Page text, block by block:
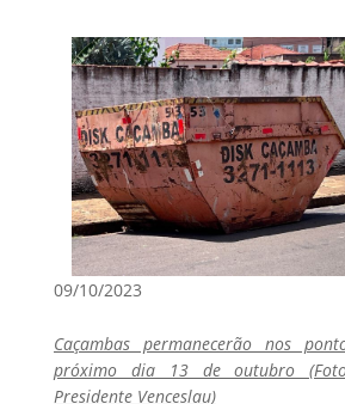
09/10/2023
Caçambas permanecerão nos
próximo dia 13 de outubro
Presidente Venceslau)